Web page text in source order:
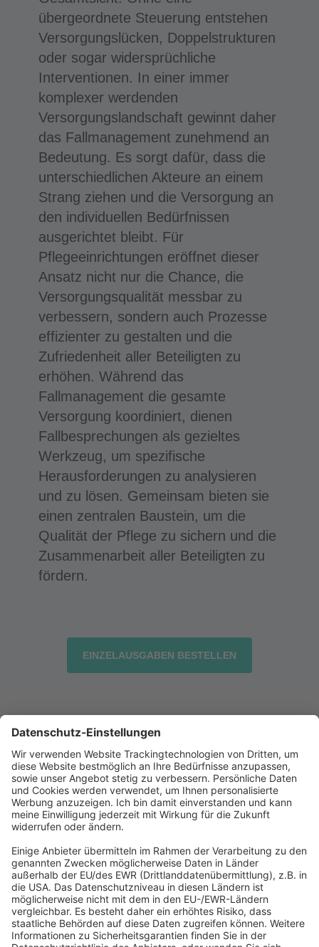
übergeordnete Steuerung entstehen
Versorgungslücken, Doppelstrukturen
oder sogar widersprüchliche
Interventionen. In einer immer
komplexer werdenden
Versorgungslandschaft gewinnt daher
das Fallmanagement zunehmend an
Bedeutung. Es sorgt dafür, dass die
unterschiedlichen Akteure an einem
Strang ziehen und die Versorgung an
den individuellen Bedürfnissen
ausgerichtet bleibt. Für
Pflegeeinrichtungen eröffnet dieser
Ansatz nicht nur die Chance, die
Versorgungsqualität messbar zu
verbessern, sondern auch Prozesse
effizienter zu gestalten und die
Zufriedenheit aller Beteiligten zu
erhöhen. Während das
Fallmanagement die gesamte
Versorgung koordiniert, dienen
Fallbesprechungen als gezieltes
Werkzeug, um spezifische
Herausforderungen zu analysieren
und zu lösen. Gemeinsam bieten sie
einen zentralen Baustein, um die
Qualität der Pflege zu sichern und die
Zusammenarbeit aller Beteiligten zu
fördern.
EINZELAUSGABEN BESTELLEN
Abonnement anfordern|Abo kündigen
Werben bei uns